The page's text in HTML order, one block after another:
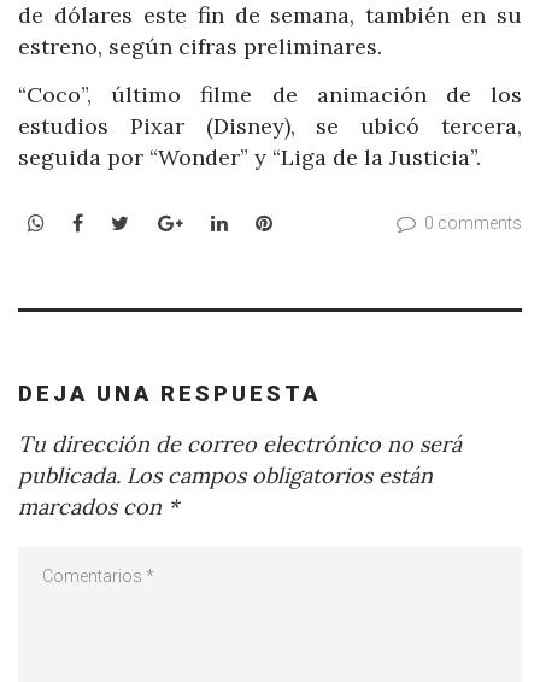
de dólares este fin de semana, también en su
estreno, según cifras preliminares.
“Coco”, último filme de animación de los
estudios Pixar (Disney), se ubicó tercera,
seguida por “Wonder” y “Liga de la Justicia”.
WhatsApp
Facebook
TwitterGoogle+LinkedInPinterest 0 comments
DEJA UNA RESPUESTA
Tu dirección de correo electrónico no será
publicada. Los campos obligatorios están
marcados con *